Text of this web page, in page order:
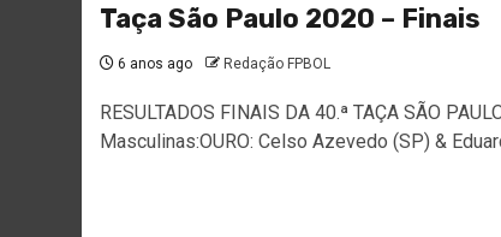
Taça São Paulo 2020 – Finais
6 anos ago Redação FPBOL
RESULTADOS FINAIS DA 40.ª TAÇA SÃO
Masculinas:OURO: Celso Azevedo (SP) &